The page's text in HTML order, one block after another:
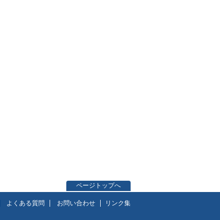
ページトップへ
よくある質問 お問い合わせ リンク集